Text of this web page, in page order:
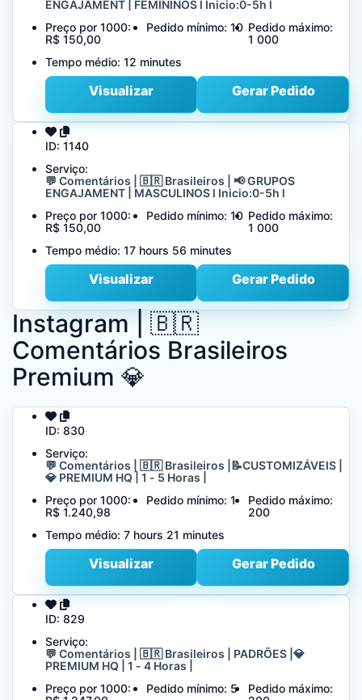
ENGAJAMENT | FEMININOS l Inicio:0-5h l
Preço por 1000:
R$ 150,00
Pedido mínimo: 10 Pedido máximo:
1 000
Tempo médio: 12 minutes
Visualizar Gerar Pedido
ID: 1140
Serviço:
💬 Comentários | 🇧🇷 Brasileiros | 📢 GRUPOS
ENGAJAMENT | MASCULINOS l Inicio:0-5h l
Preço por 1000:
R$ 150,00
Pedido mínimo: 10 Pedido máximo:
1 000
Tempo médio: 17 hours 56 minutes
Visualizar Gerar Pedido
Instagram | 🇧🇷
Comentários Brasileiros
Premium 💎
ID: 830
Serviço:
💬 Comentários | 🇧🇷 Brasileiros |📝CUSTOMIZÁVEIS |
💎 PREMIUM HQ | 1 - 5 Horas |
Preço por 1000:
R$ 1.240,98
Pedido mínimo: 1
Pedido máximo:
200
Tempo médio: 7 hours 21 minutes
Visualizar Gerar Pedido
ID: 829
Serviço:
💬 Comentários | 🇧🇷 Brasileiros | PADRÕES |💎
PREMIUM HQ | 1 - 4 Horas |
Preço por 1000:
Pedido mínimo: 5
Pedido máximo: